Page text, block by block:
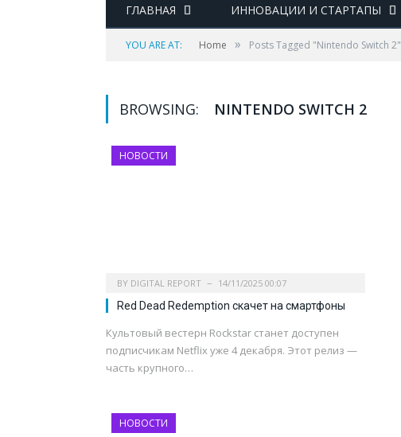
ГЛАВНАЯ ИННОВАЦИИ И СТАРТАПЫ
YOU ARE AT: Home » Posts Tagged "Nintendo Switch 2"
BROWSING: NINTENDO SWITCH 2
НОВОСТИ
BY DIGITAL REPORT 14/11/2025 00:07
Red Dead Redemption скачет на смартфоны
Культовый вестерн Rockstar станет доступен
подписчикам Netflix уже 4 декабря. Этот релиз —
часть крупного…
НОВОСТИ